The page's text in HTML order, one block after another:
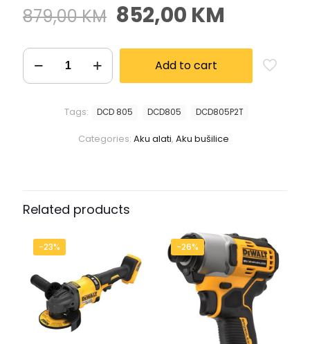
879,00KM 852,00 KM
Add to cart
Categories: Aku alati, Aku bušilice
Tags: DCD 805 DCD805 DCD805P2T
Related products
-23% -26%